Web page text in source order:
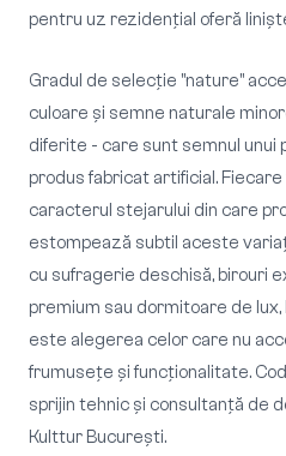
pentru uz rezidențial oferă
Gradul de selecție "nature"
culoare și semne naturale
diferite - care sunt semnul unui
produs fabricat artificial.
caracterul stejarului din care
estompează subtil aceste
cu sufragerie deschisă, birouri
premium sau dormitoare de
este alegerea celor care nu
frumusețe și funcționalitate.
sprijin tehnic și consultanță de
Kulttur București.